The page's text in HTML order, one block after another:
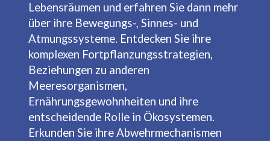
Lebensräumen und erfahren Sie dann mehr
über ihre Bewegungs-, Sinnes- und
Atmungssysteme. Entdecken Sie ihre
komplexen Fortpflanzungsstrategien,
Beziehungen zu anderen
Meeresorganismen,
Ernährungsgewohnheiten und ihre
entscheidende Rolle in Ökosystemen.
Erkunden Sie ihre Abwehrmechanismen